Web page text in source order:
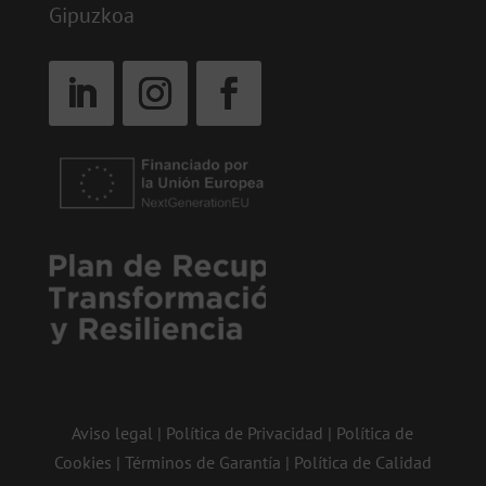
Gipuzkoa
Aviso legal | Política de Privacidad | Política de
Cookies | Términos de Garantía | Política de Calidad